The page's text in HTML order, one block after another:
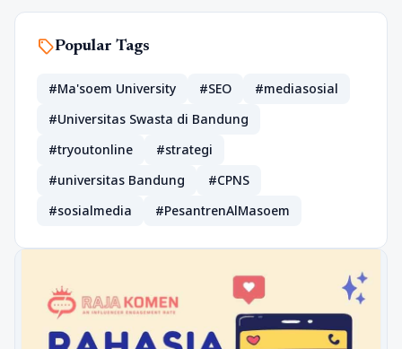
sellPopular Tags
#Ma'soem University #SEO
#mediasosial
#Universitas Swasta di Bandung
#tryoutonline
#strategi
#universitas Bandung
#CPNS
#sosialmedia
#PesantrenAlMasoem